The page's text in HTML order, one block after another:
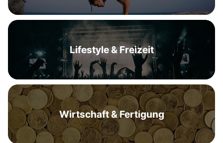
Lifestyle & Freizeit
Wirtschaft & Fertigung